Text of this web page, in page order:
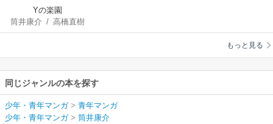
Yの楽園
筒井康介 / 高橋直樹
もっと見る
同じジャンルの本を探す
少年・青年マンガ> 青年マンガ
少年・青年マンガ> 筒井康介